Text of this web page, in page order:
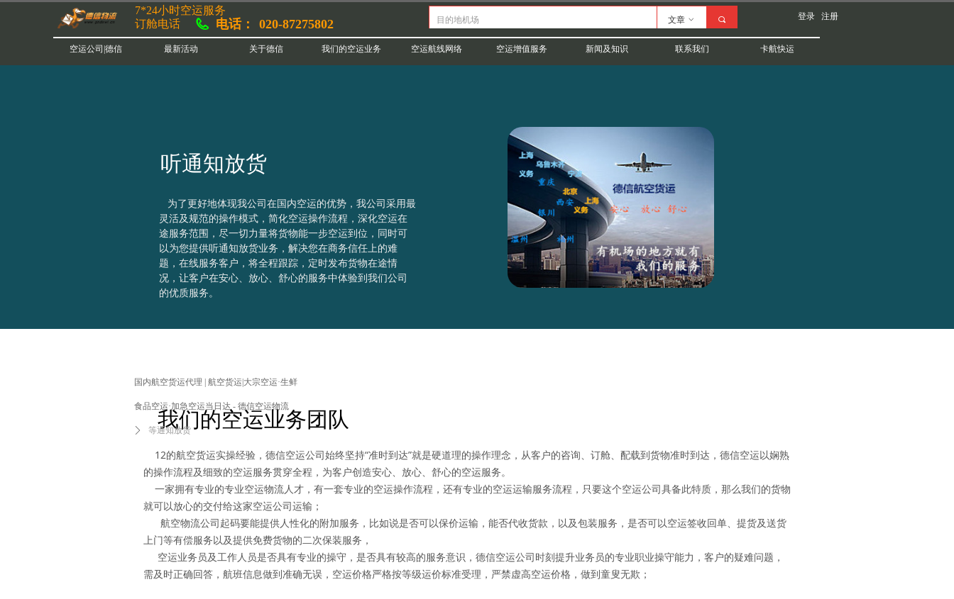
끠
文章 ꀁ
空运公司|德信 最新活动 关于德信 我们的空运业务 空运航线网络 空运增值服务 新闻及知识 联系我们 卡航快运
登录 注册
7*24小时空运服务
订舱电话
电话： 020-87275802
我们的空运业务团队
国内航空货运代理 | 航空货运|大宗空运·生鲜
食品空运·加急空运当日达 - 德信空运物流
ꄲ 等通知放货
12的航空货运实操经验，德信空运公司始终坚持“准时到达”就是硬道理的操作理念，从客户的咨询、订舱、配载到货物准时到达，德信空运以娴熟
的操作流程及细致的空运服务贯穿全程，为客户创造安心、放心、舒心的空运服务。
一家拥有专业的专业空运物流人才，有一套专业的空运操作流程，还有专业的空运运输服务流程，只要这个空运公司具备此特质，那么我们的货物
就可以放心的交付给这家空运公司运输；
航空物流公司起码要能提供人性化的附加服务，比如说是否可以保价运输，能否代收货款，以及包装服务，是否可以空运签收回单、提货及送货
上门等有偿服务以及提供免费货物的二次保装服务，
空运业务员及工作人员是否具有专业的操守，是否具有较高的服务意识，德信空运公司时刻提升业务员的专业职业操守能力，客户的疑难问题，
需及时正确回答，航班信息做到准确无误，空运价格严格按等级运价标准受理，严禁虚高空运价格，做到童叟无欺；
为了更好地体现我公司在国内空运的优势，我公司采用最
灵活及规范的操作模式，简化空运操作流程，深化空运在
途服务范围，尽一切力量将货物能一步空运到位，同时可
以为您提供听通知放货业务，解决您在商务信任上的难
题，在线服务客户，将全程跟踪，定时发布货物在途情
况，让客户在安心、放心、舒心的服务中体验到我们公司
的优质服务。
听通知放货